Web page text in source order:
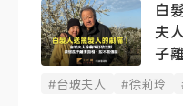
白
夫
子
#台玻夫人 #徐莉玲